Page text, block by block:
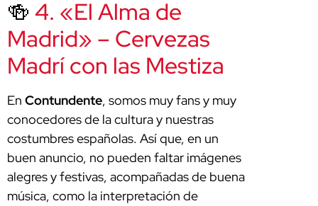
🍻 4. «El Alma de
Madrid» – Cervezas
Madrí con las Mestiza
En Contundente, somos muy fans y muy
conocedores de la cultura y nuestras
costumbres españolas. Así que, en un
buen anuncio, no pueden faltar imágenes
alegres y festivas, acompañadas de buena
música, como la interpretación de